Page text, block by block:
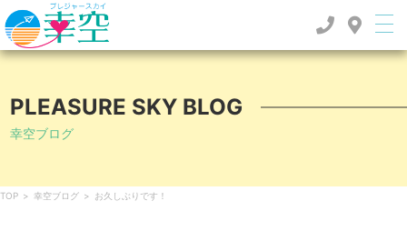
PLEASURE SKY BLOG
幸空ブログ
TOP > 幸空ブログ > お久しぶりです！